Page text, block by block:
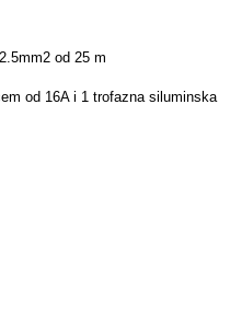
od 25 m
od 16A i 1 trofazna siluminska